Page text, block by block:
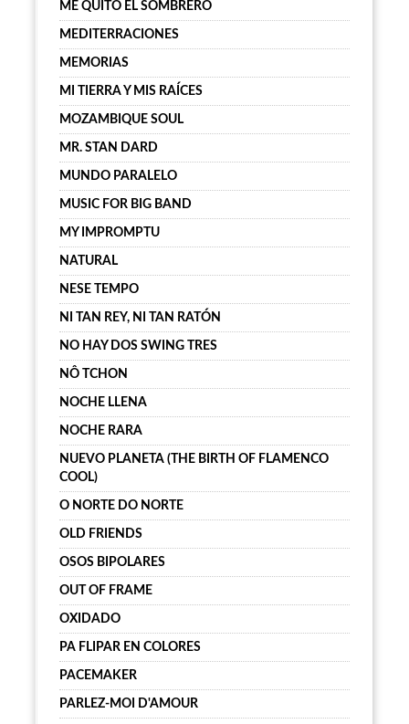
ME QUITO EL SOMBRERO
MEDITERRACIONES
MEMORIAS
MI TIERRA Y MIS RAÍCES
MOZAMBIQUE SOUL
MR. STAN DARD
MUNDO PARALELO
MUSIC FOR BIG BAND
MY IMPROMPTU
NATURAL
NESE TEMPO
NI TAN REY, NI TAN RATÓN
NO HAY DOS SWING TRES
NÔ TCHON
NOCHE LLENA
NOCHE RARA
NUEVO PLANETA (THE BIRTH OF FLAMENCO
COOL)
O NORTE DO NORTE
OLD FRIENDS
OSOS BIPOLARES
OUT OF FRAME
OXIDADO
PA FLIPAR EN COLORES
PACEMAKER
PARLEZ-MOI D'AMOUR